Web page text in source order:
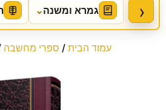
גמרא ומשנה⌄ ›
עמוד הבית / ספרי מחשבה